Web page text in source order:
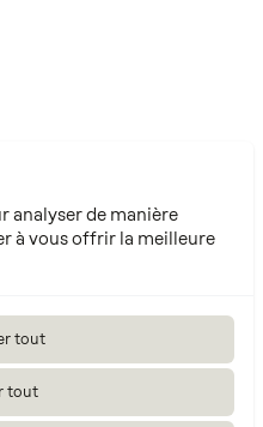
analyser de manière
à vous offrir la meilleure
tout
tout